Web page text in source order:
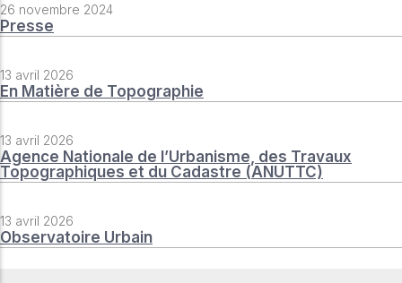
26 novembre 2024
Presse
13 avril 2026
En Matière de Topographie
13 avril 2026
Agence Nationale de l’Urbanisme, des Travaux
Topographiques et du Cadastre (ANUTTC)
13 avril 2026
Observatoire Urbain